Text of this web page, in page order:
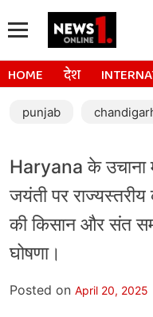
HOME देश
punjab
Haryana के उचाना
जयंती पर
की किसान और संत
घोषणा।
Posted on April 20, 2025